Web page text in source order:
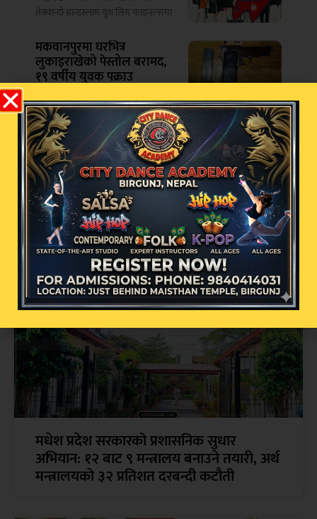
तेक्वान्दो ग्रान्डस्लाम युथ लिग फाइनल्समा
मकवानपुरमा घरभित्र
लुकाइराखेको पेस्तोल बरामद,
१९ वर्षीय युवक पक्राउ
गाउँपालिका–९ बेतिनी अगौटेबाट प्रहरीले
एक थान
सम्बन्धित खबर
मधेश प्रदेश सरकारको प्रशासनिक सुधार
अभियान: १२ बाट ९ मन्त्रालय बनाउने तयारी, अर्थ
मन्त्रालयको ३२ प्रतिशत दरबन्दी कटौती